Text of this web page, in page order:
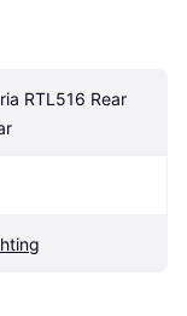
RTL516 Rear